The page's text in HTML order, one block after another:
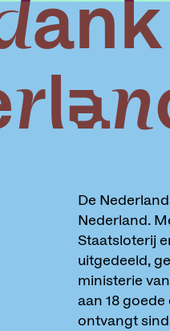
De
Nederland.
Staatsloterij
uitgedeeld,
ministerie
aan 18
ontvangt